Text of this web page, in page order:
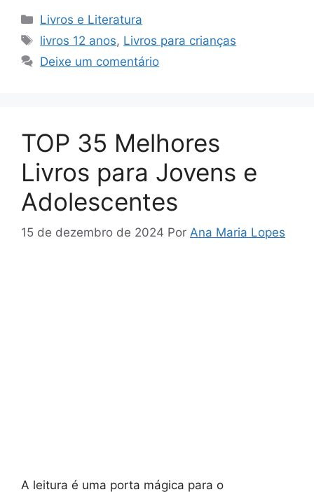
Categorias
Livros e Literatura
Tags
livros 12 anos, Livros para crianças
Deixe um comentário
TOP 35 Melhores
Livros para Jovens e
Adolescentes
15 de dezembro de 2024 Por Ana Maria Lopes
A leitura é uma porta mágica para o